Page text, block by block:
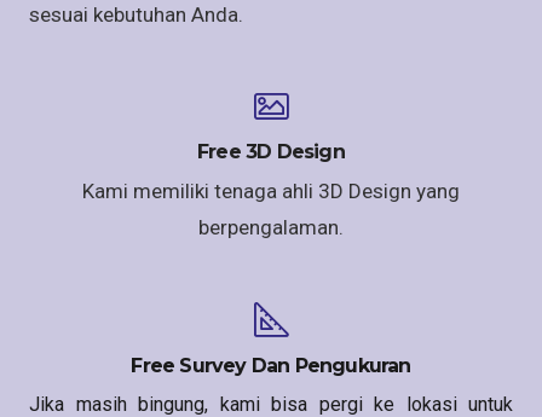
sesuai kebutuhan Anda.
Free 3D Design
Kami memiliki tenaga ahli 3D Design yang
berpengalaman.
Free Survey Dan Pengukuran
Jika masih bingung, kami bisa pergi ke lokasi untuk